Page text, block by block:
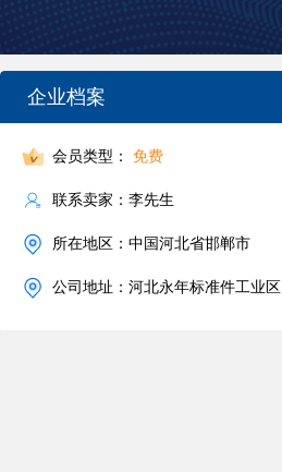
企业档案
会员类型： 免费
联系卖家：李先生
所在地区：中国河北省邯郸市
公司地址：河北永年标准件工业区